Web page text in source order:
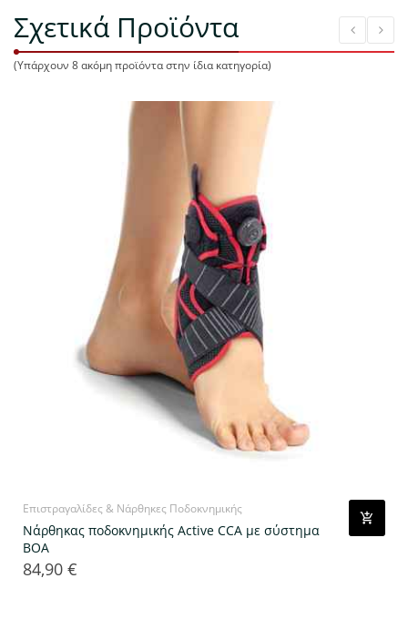
Σχετικά Προϊόντα
(Υπάρχουν 8 ακόμη προϊόντα στην ίδια κατηγορία)
Επιστραγαλίδες & Νάρθηκες Ποδοκνημικής
Νάρθηκας ποδοκνημικής Active CCA με σύστημα
ΒΟΑ
Τιμή
84,90 €